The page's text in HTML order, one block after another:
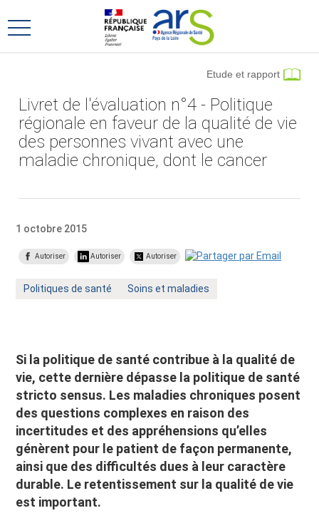
au
menu
au
contenu
Ouvrir
Livret de l'évaluation n°4 - Politique
régionale en faveur de la qualité de vie
des personnes vivant avec une
maladie chronique, dont le cancer
Etude et rapport
1 octobre 2015
Autoriser Autoriser Autoriser
Mot
Politiques de santé
Mot
Soins et maladies
Si la politique de santé contribue à la qualité de
vie, cette dernière dépasse la politique de santé
stricto sensus. Les maladies chroniques posent
des questions complexes en raison des
incertitudes et des appréhensions qu’elles
génèrent pour le patient de façon permanente,
ainsi que des difficultés dues à leur caractère
durable. Le retentissement sur la qualité de vie
est important.